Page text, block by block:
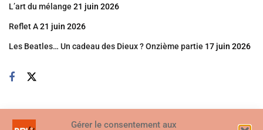
Gérer le consentement aux
L’art du mélange 21 juin 2026
Reflet A21 juin 2026
Les Beatles… Un cadeau des Dieux ? Onzième partie 17 juin 2026